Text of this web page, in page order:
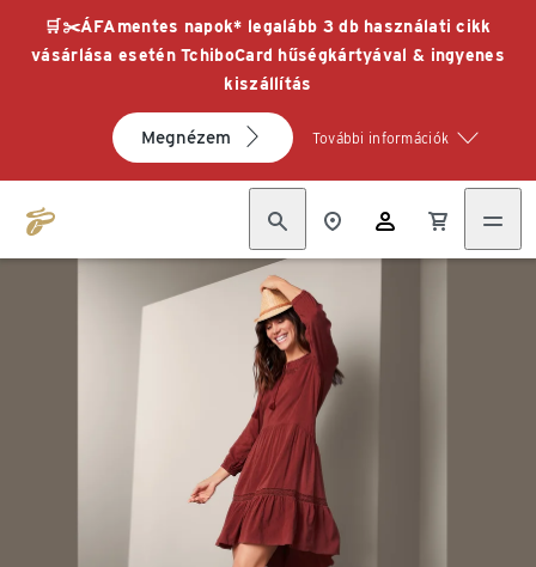
🛒✂️ÁFAmentes napok* legalább 3 db használati cikk
vásárlása esetén TchiboCard hűségkártyával & ingyenes
kiszállítás
Megnézem További információk